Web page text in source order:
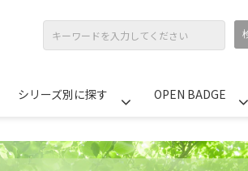
シリーズ別に探す OPEN BADGE